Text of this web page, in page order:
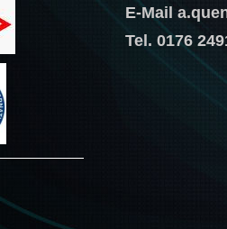
E-Mail
Tel. 0176